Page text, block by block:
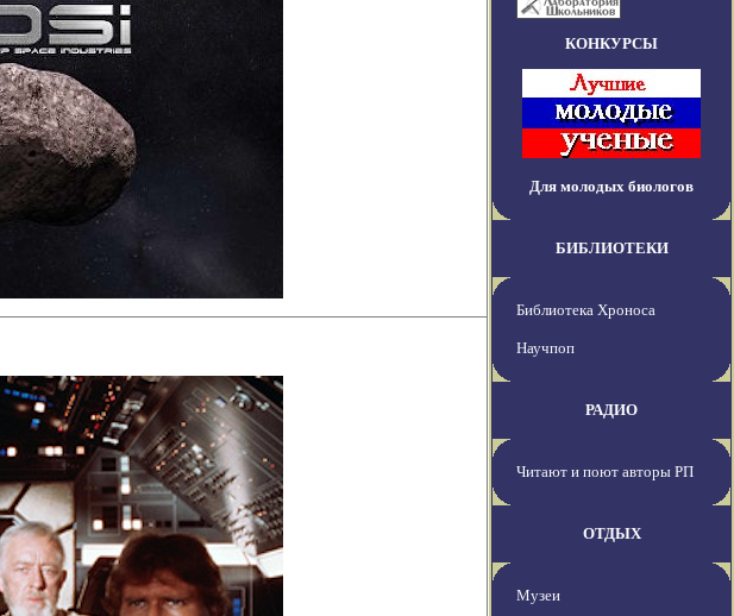
КОНКУРСЫ
Для молодых биологов
БИБЛИОТЕКИ
Библиотека Хроноса
Научпоп
РАДИО
Читают и поют авторы РП
ОТДЫХ
Музеи